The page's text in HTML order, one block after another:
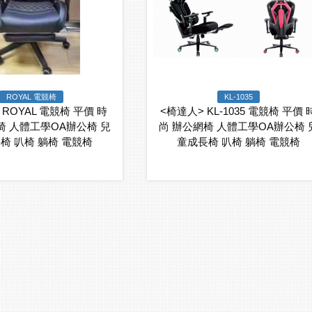
ROYAL 電競椅
電競椅 平價 時
人體工學OA辦公椅 兒
叭椅 躺椅 電競椅
KL-1035
<椅達人> KL-1035 電競椅 平價
尚 辦公網椅 人體工學OA辦公椅
童成長椅 叭椅 躺椅 電競椅